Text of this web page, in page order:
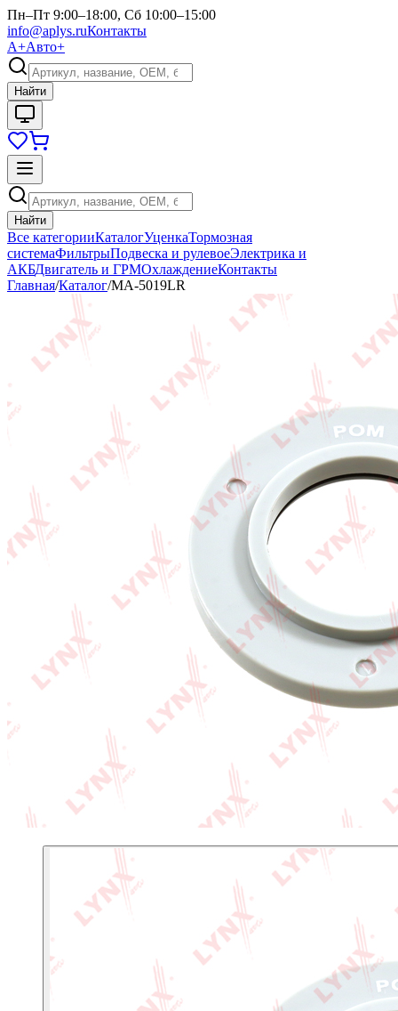
Пн–Пт 9:00–18:00, Сб 10:00–15:00
info@aplys.ruКонтакты
А+Авто+
Найти
Найти
Все категорииКаталогУценкаТормозная
системаФильтрыПодвеска и рулевоеЭлектрика и
АКБДвигатель и ГРМОхлаждениеКонтакты
Главная/Каталог/MA-5019LR